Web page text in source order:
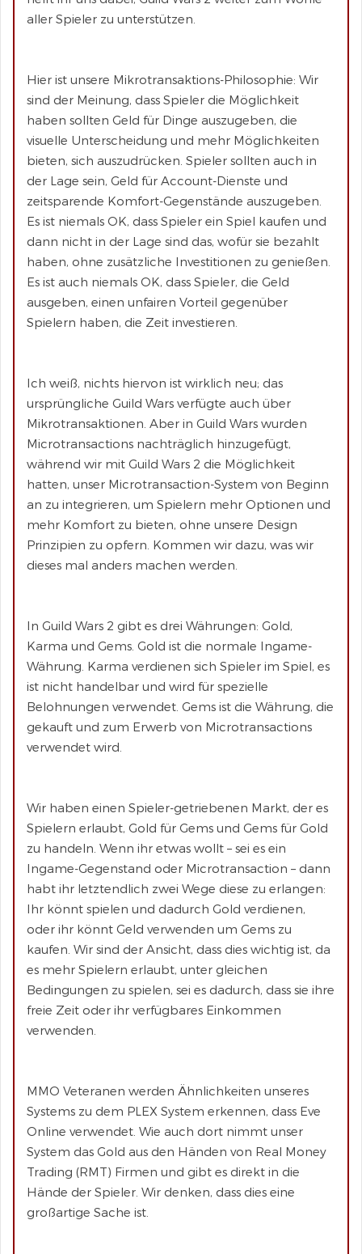
aller Spieler zu unterstützen.
Hier ist unsere Mikrotransaktions-Philosophie: Wir
sind der Meinung, dass Spieler die Möglichkeit
haben sollten Geld für Dinge auszugeben, die
visuelle Unterscheidung und mehr Möglichkeiten
bieten, sich auszudrücken. Spieler sollten auch in
der Lage sein, Geld für Account-Dienste und
zeitsparende Komfort-Gegenstände auszugeben.
Es ist niemals OK, dass Spieler ein Spiel kaufen und
dann nicht in der Lage sind das, wofür sie bezahlt
haben, ohne zusätzliche Investitionen zu genießen.
Es ist auch niemals OK, dass Spieler, die Geld
ausgeben, einen unfairen Vorteil gegenüber
Spielern haben, die Zeit investieren.
Ich weiß, nichts hiervon ist wirklich neu; das
ursprüngliche Guild Wars verfügte auch über
Mikrotransaktionen. Aber in Guild Wars wurden
Microtransactions nachträglich hinzugefügt,
während wir mit Guild Wars 2 die Möglichkeit
hatten, unser Microtransaction-System von Beginn
an zu integrieren, um Spielern mehr Optionen und
mehr Komfort zu bieten, ohne unsere Design
Prinzipien zu opfern. Kommen wir dazu, was wir
dieses mal anders machen werden.
In Guild Wars 2 gibt es drei Währungen: Gold,
Karma und Gems. Gold ist die normale Ingame-
Währung. Karma verdienen sich Spieler im Spiel, es
ist nicht handelbar und wird für spezielle
Belohnungen verwendet. Gems ist die Währung, die
gekauft und zum Erwerb von Microtransactions
verwendet wird.
Wir haben einen Spieler-getriebenen Markt, der es
Spielern erlaubt, Gold für Gems und Gems für Gold
zu handeln. Wenn ihr etwas wollt – sei es ein
Ingame-Gegenstand oder Microtransaction – dann
habt ihr letztendlich zwei Wege diese zu erlangen:
Ihr könnt spielen und dadurch Gold verdienen,
oder ihr könnt Geld verwenden um Gems zu
kaufen. Wir sind der Ansicht, dass dies wichtig ist, da
es mehr Spielern erlaubt, unter gleichen
Bedingungen zu spielen, sei es dadurch, dass sie ihre
freie Zeit oder ihr verfügbares Einkommen
verwenden.
MMO Veteranen werden Ähnlichkeiten unseres
Systems zu dem PLEX System erkennen, dass Eve
Online verwendet. Wie auch dort nimmt unser
System das Gold aus den Händen von Real Money
Trading (RMT) Firmen und gibt es direkt in die
Hände der Spieler. Wir denken, dass dies eine
großartige Sache ist.